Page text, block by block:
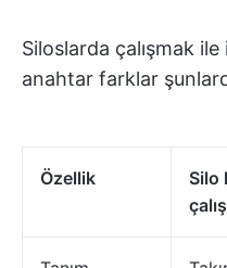
Siloslarda çalışmak ile
anahtar farklar
Özellik
Silo